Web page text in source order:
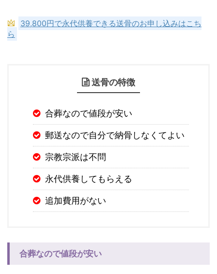
39,800円で永代供養できる送骨のお申し込みはこち
ら
送骨の特徴
合葬なので値段が安い
郵送なので自分で納骨しなくてよい
宗教宗派は不問
永代供養してもらえる
追加費用がない
合葬なので値段が安い